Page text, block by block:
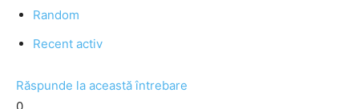
Random
Recent activ
Răspunde la această întrebare